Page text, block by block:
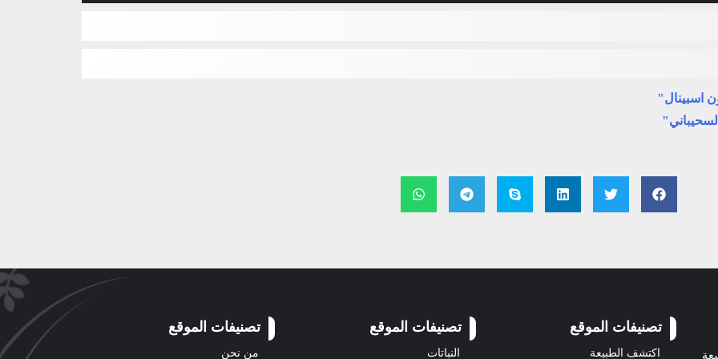
اسبينال"
تصنيفات الموقع
اكتشف الطبيعة
تصنيفات الموقع
النباتات
تصنيفات الموقع
من نحن